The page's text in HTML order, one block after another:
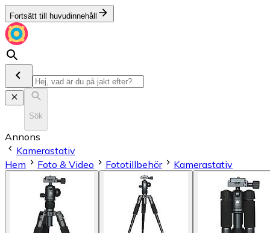
Fortsätt till huvudinnehåll
Sök
Annons
Kamerastativ
Hem
Foto & Video Fototillbehör Kamerastativ